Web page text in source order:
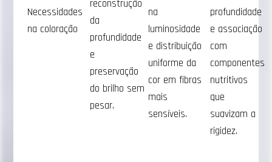
Necessidades
na coloração
reconstrução
da
profundidade
e
preservação
do brilho sem
pesar.
na
luminosidade
e distribuição
uniforme da
cor em fibras
mais
sensíveis.
profundidade
e associação
com
componentes
nutritivos
que
suavizam a
rigidez.